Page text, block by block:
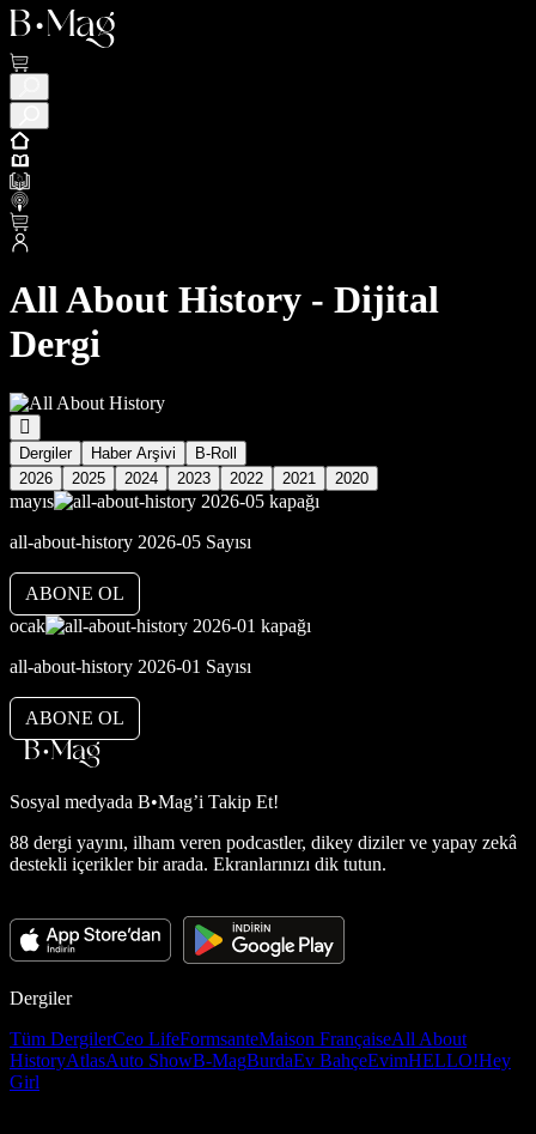
All About History - Dijital
Dergi
Dergiler Haber Arşivi
B-Roll
2026
2025 2024 2023 2022 2021 2020
mayıs
all-about-history 2026-05 Sayısı
ABONE OL
ocak
all-about-history 2026-01 Sayısı
ABONE OL
Sosyal medyada B•Mag’i Takip Et!
88 dergi yayını, ilham veren podcastler, dikey diziler ve yapay zekâ
destekli içerikler bir arada. Ekranlarınızı dik tutun.
Dergiler
Tüm DergilerCeo LifeFormsanteMaison FrançaiseAll About
HistoryAtlasAuto ShowB-MagBurdaEv BahçeEvimHELLO!Hey
Girl